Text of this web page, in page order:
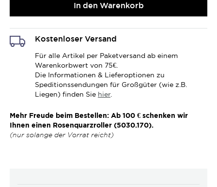
In den Warenkorb
Kostenloser Versand
Für alle Artikel per Paketversand ab einem
Warenkorbwert von 75€.
Die Informationen & Lieferoptionen zu
Speditionssendungen für Großgüter (wie z.B.
Liegen) finden Sie hier.
Mehr Freude beim Bestellen: Ab 100 € schenken wir
Ihnen einen Rosenquarzroller (5030.170).
(nur solange der Vorrat reicht)